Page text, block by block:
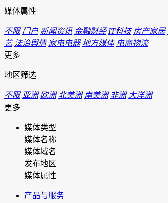
媒体属性
不限 门户 新闻资讯 金融财经 IT科技 房产家居
艺 法治舆情 家电电器 地方媒体 电商物流
更多
地区筛选
不限 亚洲 欧洲 北美洲 南美洲 非洲 大洋洲
更多
媒体类型
媒体名称
媒体域名
发布地区
媒体属性
产品与服务